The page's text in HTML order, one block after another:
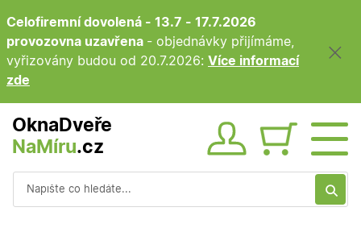
Celofiremní dovolená - 13.7 - 17.7.2026
provozovna uzavřena - objednávky přijímáme,
vyřizovány budou od 20.7.2026: Více informací
zde
OknaDveře
NaMíru.cz Obsah